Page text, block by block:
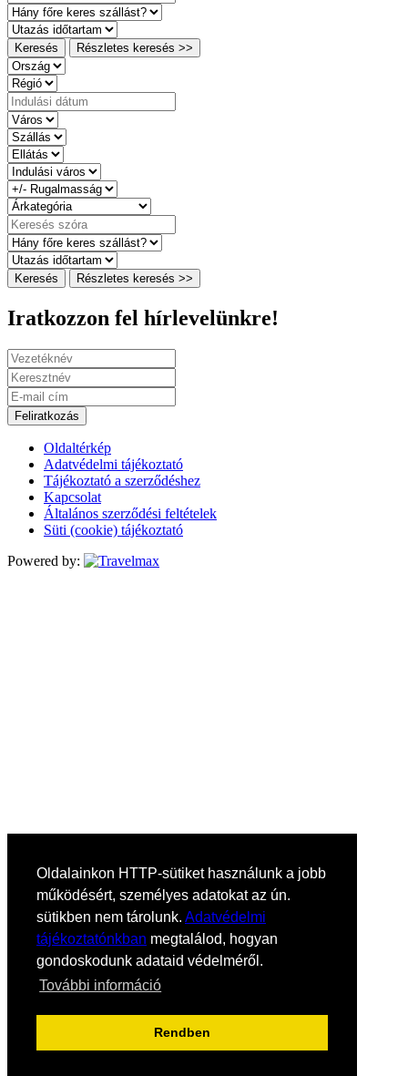
Oldalainkon HTTP-sütiket használunk a jobb
működésért, személyes adatokat az ún.
sütikben nem tárolunk. Adatvédelmi
tájékoztatónkban megtalálod, hogyan
gondoskodunk adataid védelméről.
További információ
Rendben
Keresés Részletes keresés >>
Keresés Részletes keresés >>
Iratkozzon fel hírlevelünkre!
Feliratkozás
Oldaltérkép
Adatvédelmi tájékoztató
Tájékoztató a szerződéshez
Kapcsolat
Általános szerződési feltételek
Süti (cookie) tájékoztató
Powered by: